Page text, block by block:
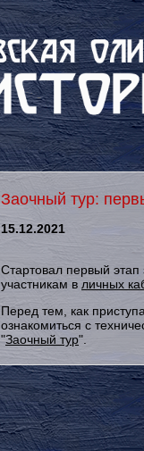
Заочный тур:
15.12.2021
Стартовал первый этап
участникам в личных
Перед тем, как
ознакомиться с
"Заочный тур".